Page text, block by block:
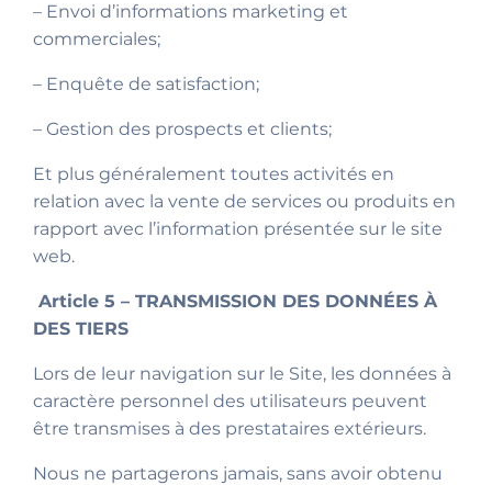
– Envoi d’informations marketing et
commerciales;
– Enquête de satisfaction;
– Gestion des prospects et clients;
Et plus généralement toutes activités en
relation avec la vente de services ou produits en
rapport avec l’information présentée sur le site
web.
Article 5 – TRANSMISSION DES DONNÉES À
DES TIERS
Lors de leur navigation sur le Site, les données à
caractère personnel des utilisateurs peuvent
être transmises à des prestataires extérieurs.
Nous ne partagerons jamais, sans avoir obtenu